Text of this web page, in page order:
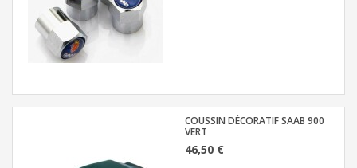
COUSSIN DÉCORATIF SAAB 900
VERT
46,50 €